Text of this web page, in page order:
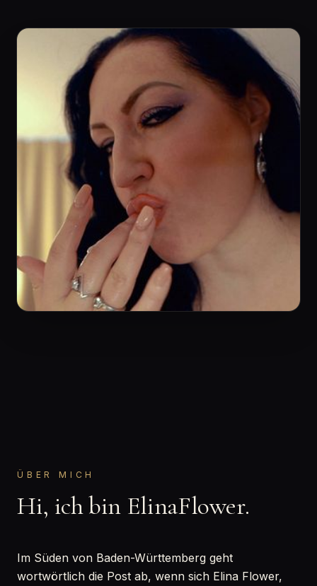
ÜBER MICH
Hi, ich bin ElinaFlower.
Im Süden von Baden-Württemberg geht
wortwörtlich die Post ab, wenn sich Elina Flower,